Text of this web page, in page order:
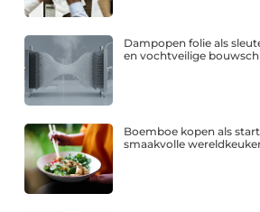
Dampopen folie als
en vochtveilige
Boemboe kopen als
smaakvolle